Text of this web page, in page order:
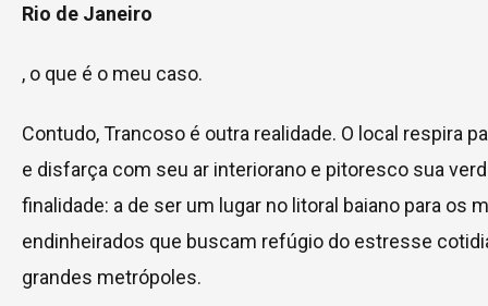
Rio de Janeiro
, o que é o meu caso.
Contudo, Trancoso é outra realidade. O local respira
e disfarça com seu ar interiorano e pitoresco sua
finalidade: a de ser um lugar no litoral baiano para os
endinheirados que buscam refúgio do estresse
grandes metrópoles.